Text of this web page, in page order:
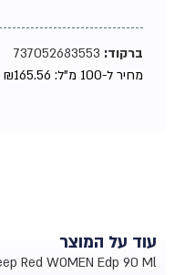
ברקוד:737052683553
מחיר ל-100 מ"ל:
₪165.56
עוד על המוצר
Red WOMEN Edp 90 Ml